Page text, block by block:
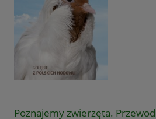
Poznajemy zwierzęta.